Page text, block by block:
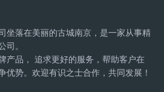
坐落在美丽的古城南京，是一家从事精
司。
产品， 追求更好的服务，帮助客户在
优势。欢迎有识之士合作，共同发展！